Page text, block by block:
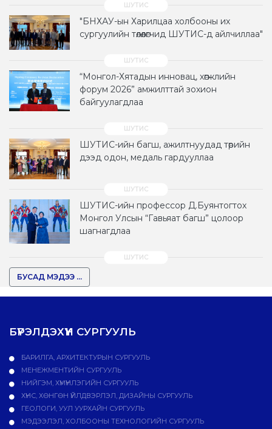
"БНХАУ-ын Харилцаа холбооны их
сургуулийн төлөөлөгчид ШУТИС-д айлчиллаа"
“Монгол-Хятадын инновац, хөгжлийн
форум 2026” амжилттай зохион
байгуулагдлаа
ШУТИС-ийн багш, ажилтнуудад төрийн
дээд одон, медаль гардууллаа
ШУТИС-ийн профессор Д.Буянтогтох
Монгол Улсын “Гавьяат багш” цолоор
шагнагдлаа
БУСАД МЭДЭЭ ...
БҮРЭЛДЭХҮҮН СУРГУУЛЬ
БАРИЛГА, АРХИТЕКТУРЫН СУРГУУЛЬ
МЕНЕЖМЕНТИЙН СУРГУУЛЬ
НИЙГЭМ, ХҮМҮҮНЛЭГИЙН СУРГУУЛЬ
ХҮНС, ХӨНГӨН ҮЙЛДВЭРЛЭЛ, ДИЗАЙНЫ СУРГУУЛЬ
ГЕОЛОГИ, УУЛ УУРХАЙН СУРГУУЛЬ
МЭДЭЭЛЭЛ, ХОЛБООНЫ ТЕХНОЛОГИЙН СУРГУУЛЬ